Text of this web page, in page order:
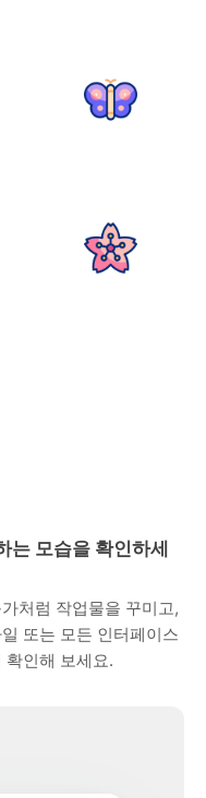
는 모습을 확인하세
처럼 작업물을 꾸미고,
또는 모든 인터페이스
확인해 보세요.